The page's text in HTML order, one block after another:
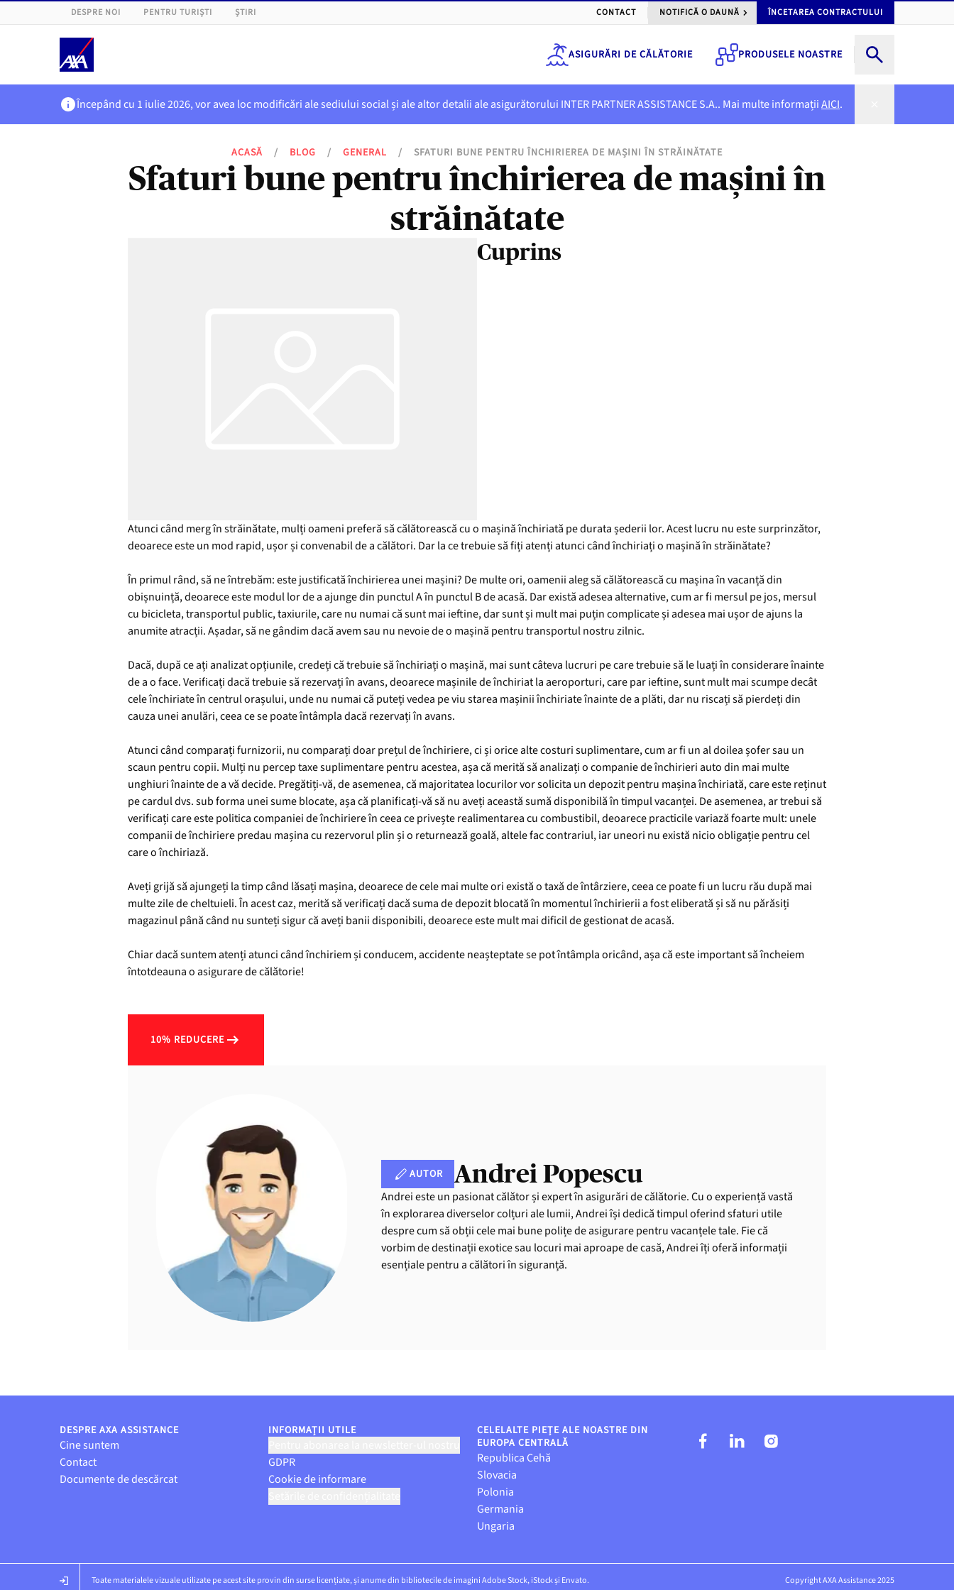
DESPRE NOI PENTRU TURIȘTI ȘTIRI CONTACT NOTIFICĂ O DAUNĂ ÎNCETAREA CONTRACTULUI
ASIGURĂRI DE CĂLĂTORIE PRODUSELE NOASTRE
Începând cu 1 iulie 2026, vor avea loc modificări ale sediului social și ale altor detalii ale asigurătorului INTER PARTNER ASSISTANCE S.A.. Mai multe informațiiAICI.
ACASĂ / BLOG / GENERAL / SFATURI BUNE PENTRU ÎNCHIRIEREA DE MAȘINI ÎN STRĂINĂTATE
Sfaturi bune pentru închirierea de mașini în
străinătate
Cuprins
Atunci când merg în străinătate, mulți oameni preferă să călătorească cu o mașină închiriată pe durata șederii lor. Acest lucru nu este surprinzător,
deoarece este un mod rapid, ușor și convenabil de a călători. Dar la ce trebuie să fiți atenți atunci când închiriați o mașină în străinătate?
În primul rând, să ne întrebăm: este justificată închirierea unei mașini? De multe ori, oamenii aleg să călătorească cu mașina în vacanță din
obișnuință, deoarece este modul lor de a ajunge din punctul A în punctul B de acasă. Dar există adesea alternative, cum ar fi mersul pe jos, mersul
cu bicicleta, transportul public, taxiurile, care nu numai că sunt mai ieftine, dar sunt și mult mai puțin complicate și adesea mai ușor de ajuns la
anumite atracții. Așadar, să ne gândim dacă avem sau nu nevoie de o mașină pentru transportul nostru zilnic.
Dacă, după ce ați analizat opțiunile, credeți că trebuie să închiriați o mașină, mai sunt câteva lucruri pe care trebuie să le luați în considerare înainte
de a o face. Verificați dacă trebuie să rezervați în avans, deoarece mașinile de închiriat la aeroporturi, care par ieftine, sunt mult mai scumpe decât
cele închiriate în centrul orașului, unde nu numai că puteți vedea pe viu starea mașinii închiriate înainte de a plăti, dar nu riscați să pierdeți din
cauza unei anulări, ceea ce se poate întâmpla dacă rezervați în avans.
Atunci când comparați furnizorii, nu comparați doar prețul de închiriere, ci și orice alte costuri suplimentare, cum ar fi un al doilea șofer sau un
scaun pentru copii. Mulți nu percep taxe suplimentare pentru acestea, așa că merită să analizați o companie de închirieri auto din mai multe
unghiuri înainte de a vă decide. Pregătiți-vă, de asemenea, că majoritatea locurilor vor solicita un depozit pentru mașina închiriată, care este reținut
pe cardul dvs. sub forma unei sume blocate, așa că planificați-vă să nu aveți această sumă disponibilă în timpul vacanței. De asemenea, ar trebui să
verificați care este politica companiei de închiriere în ceea ce privește realimentarea cu combustibil, deoarece practicile variază foarte mult: unele
companii de închiriere predau mașina cu rezervorul plin și o returnează goală, altele fac contrariul, iar uneori nu există nicio obligație pentru cel
care o închiriază.
Aveți grijă să ajungeți la timp când lăsați mașina, deoarece de cele mai multe ori există o taxă de întârziere, ceea ce poate fi un lucru rău după mai
multe zile de cheltuieli. În acest caz, merită să verificați dacă suma de depozit blocată în momentul închirierii a fost eliberată și să nu părăsiți
magazinul până când nu sunteți sigur că aveți banii disponibili, deoarece este mult mai dificil de gestionat de acasă.
Chiar dacă suntem atenți atunci când închiriem și conducem, accidente neașteptate se pot întâmpla oricând, așa că este important să încheiem
întotdeauna o asigurare de călătorie!
10% REDUCERE
AUTOR Andrei Popescu
Andrei este un pasionat călător și expert în asigurări de călătorie. Cu o experiență vastă
în explorarea diverselor colțuri ale lumii, Andrei își dedică timpul oferind sfaturi utile
despre cum să obții cele mai bune polițe de asigurare pentru vacanțele tale. Fie că
vorbim de destinații exotice sau locuri mai aproape de casă, Andrei îți oferă informații
esențiale pentru a călători în siguranță.
DESPRE AXA ASSISTANCE
Cine suntem
Contact
Documente de descărcat
INFORMAȚII UTILE
GDPR
Cookie de informare
CELELALTE PIEȚE ALE NOASTRE DIN
EUROPA CENTRALĂ
Republica Cehă
Slovacia
Polonia
Germania
Ungaria
Toate materialele vizuale utilizate pe acest site provin din surse licențiate, și anume din bibliotecile de imagini Adobe Stock, iStock și Envato. Copyright AXA Assistance 2025